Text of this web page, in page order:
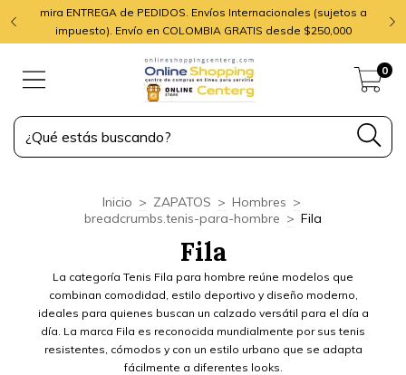
mira ENTREGA de PEDIDOS. Envíos Internacionales (sujetos a
impuesto). Envío en COLOMBIA GRATIS desde $250,000
0
Inicio > ZAPATOS > Hombres >
breadcrumbs.tenis-para-hombre > Fila
Fila
La categoría Tenis Fila para hombre reúne modelos que
combinan comodidad, estilo deportivo y diseño moderno,
ideales para quienes buscan un calzado versátil para el día a
día. La marca Fila es reconocida mundialmente por sus tenis
resistentes, cómodos y con un estilo urbano que se adapta
fácilmente a diferentes looks.